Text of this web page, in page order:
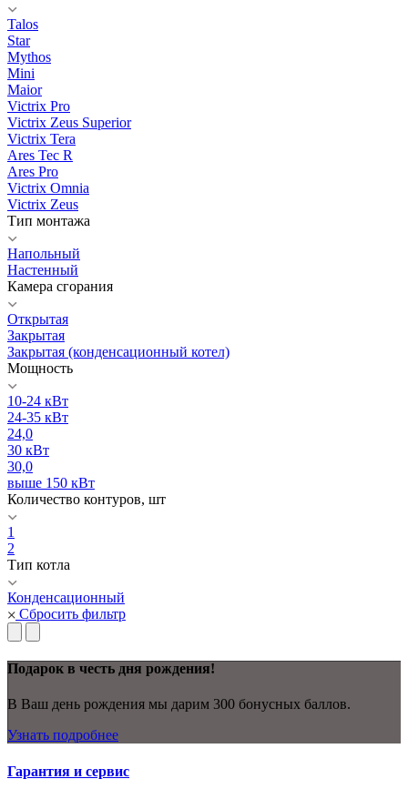
Talos
Star
Mythos
Mini
Maior
Victrix Pro
Victrix Zeus Superior
Victrix Tera
Ares Tec R
Ares Pro
Victrix Omnia
Victrix Zeus
Тип монтажа
Напольный
Настенный
Камера сгорания
Открытая
Закрытая
Закрытая (конденсационный котел)
Мощность
10-24 кВт
24-35 кВт
24,0
30 кВт
30,0
выше 150 кВт
Количество контуров, шт
1
2
Тип котла
Конденсационный
Сбросить фильтр
Подарок в честь дня рождения!
В Ваш день рождения мы дарим 300 бонусных баллов.
Узнать подробнее
Гарантия и сервис